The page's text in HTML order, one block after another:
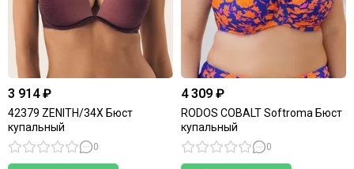
3 914 ₽
42379 ZENITH/34X Бюст
купальный
0
4 309 ₽
RODOS COBALT Softroma Бюст
купальный
0